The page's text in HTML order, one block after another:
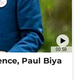
00:59
Paul Biya